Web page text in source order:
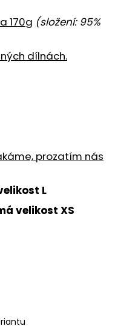
170g (složení: 95%
dílnách.
prozatím nás
L
velikost XS